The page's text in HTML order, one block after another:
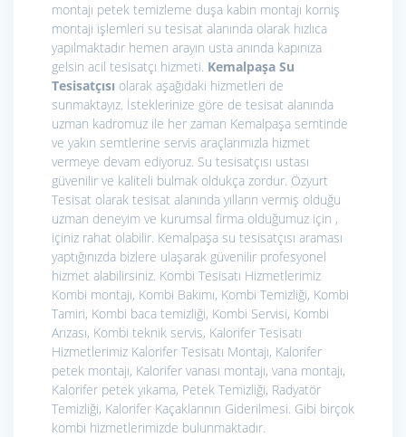
montajı petek temizleme duşa kabin montajı korniş
montajı işlemleri su tesisat alanında olarak hızlıca
yapılmaktadır hemen arayın usta anında kapınıza
gelsin acil tesisatçı hizmeti. Kemalpaşa Su
Tesisatçısı olarak aşağıdaki hizmetleri de
sunmaktayız. İsteklerinize göre de tesisat alanında
uzman kadromuz ile her zaman Kemalpaşa semtinde
ve yakın semtlerine servis araçlarımızla hizmet
vermeye devam ediyoruz. Su tesisatçısı ustası
güvenilir ve kaliteli bulmak oldukça zordur. Özyurt
Tesisat olarak tesisat alanında yılların vermiş olduğu
uzman deneyim ve kurumsal firma olduğumuz için ,
içiniz rahat olabilir. Kemalpaşa su tesisatçısı araması
yaptığınızda bizlere ulaşarak güvenilir profesyonel
hizmet alabilirsiniz. Kombi Tesisatı Hizmetlerimiz
Kombi montajı, Kombi Bakımı, Kombi Temizliği, Kombi
Tamiri, Kombi baca temizliği, Kombi Servisi, Kombi
Arızası, Kombi teknik servis, Kalorifer Tesisatı
Hizmetlerimiz Kalorifer Tesisatı Montajı, Kalorifer
petek montajı, Kalorifer vanası montajı, vana montajı,
Kalorifer petek yıkama, Petek Temizliği, Radyatör
Temizliği, Kalorifer Kaçaklarının Giderilmesi. Gibi birçok
kombi hizmetlerimizde bulunmaktadır.